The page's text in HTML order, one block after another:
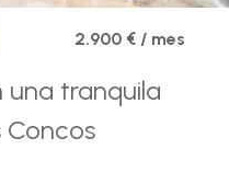
2.900 € / mes
una tranquila